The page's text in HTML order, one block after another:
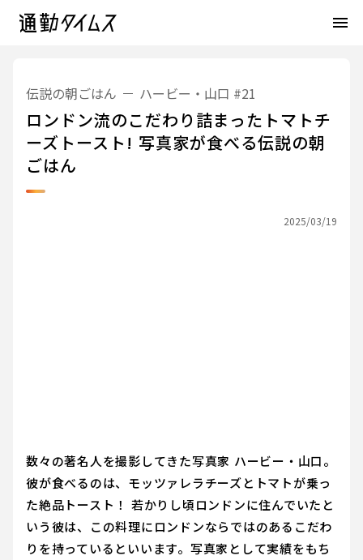
menu
伝説の朝ごはん ハービー・山口 #21
ロンドン流のこだわり詰まったトマトチ
ーズトースト! 写真家が食べる伝説の朝
ごはん
2025/03/19
数々の著名人を撮影してきた写真家 ハービー・山口。
彼が食べるのは、モッツァレラチーズとトマトが乗っ
た絶品トースト！ 若かりし頃ロンドンに住んでいたと
いう彼は、この料理にロンドンならではのあるこだわ
りを持っているといいます。写真家として実績をもち